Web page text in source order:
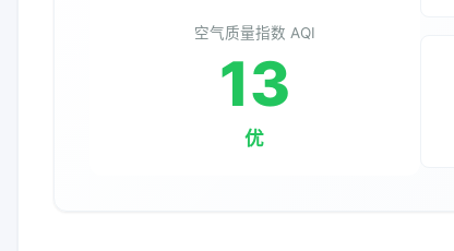
空气质量指数 AQI
13
优